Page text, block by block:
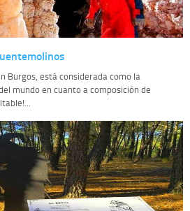
Burgos, está considerada como la
mundo en cuanto a composición de